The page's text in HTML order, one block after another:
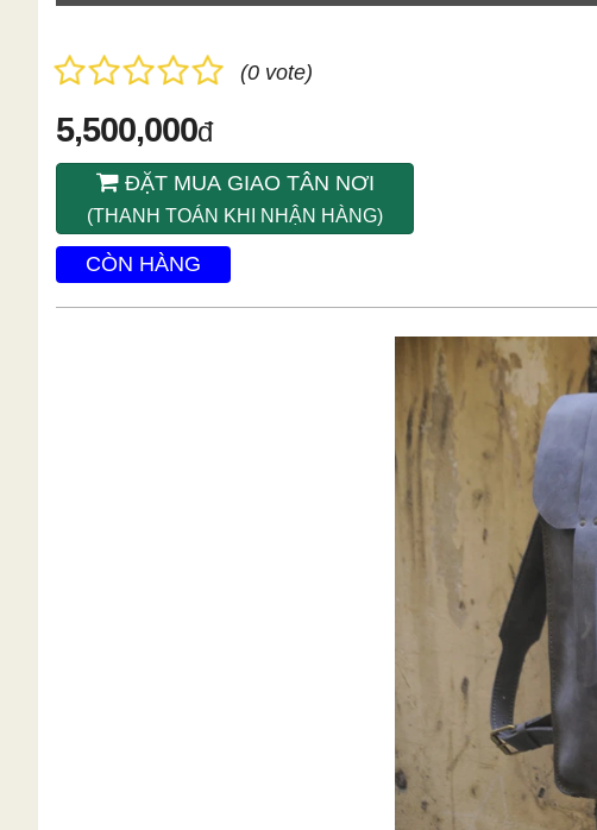
(0 vote)
5,500,000đ
ĐẶT MUA GIAO TÂN NƠI
(THANH TOÁN KHI NHẬN HÀNG)
CÒN HÀNG